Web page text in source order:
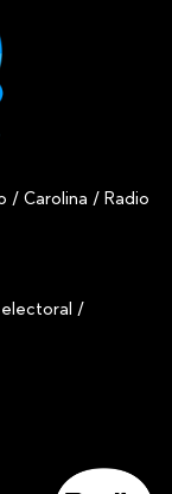
/ Carolina / Radio
/